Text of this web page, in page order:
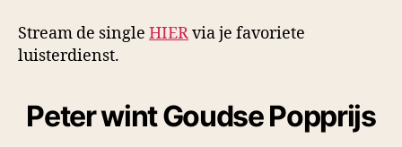
Stream de single HIERvia je favoriete
luisterdienst.
Peter wint Goudse Popprijs